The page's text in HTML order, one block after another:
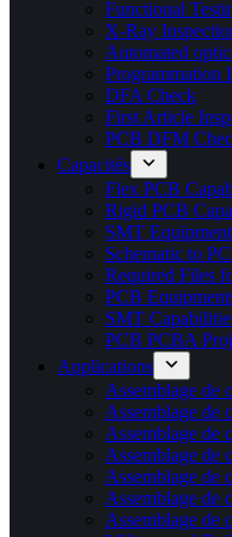
Functional
X-Ray
Automated
Programmation
DFA Check
First Article
PCB DFM
Capacités
Flex PCB
Rigid PCB
SMT
Schematic to
Required Files
PCB
SMT
PCB PCBA
Applications
Assemblage de
Assemblage de
Assemblage de
Assemblage de
Assemblage de
Assemblage de
Assemblage de